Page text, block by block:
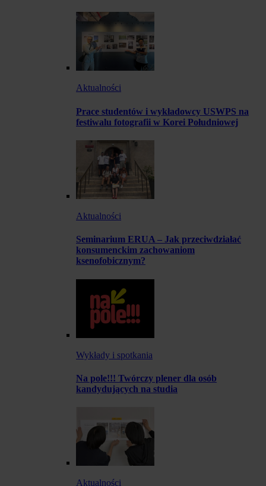
Aktualności
Prace studentów i wykładowcy USWPS na
festiwalu fotografii w Korei Południowej
Aktualności
Seminarium ERUA – Jak przeciwdziałać
konsumenckim zachowaniom
ksenofobicznym?
Wykłady i spotkania
Na pole!!! Twórczy plener dla osób
kandydujących na studia
Aktualności